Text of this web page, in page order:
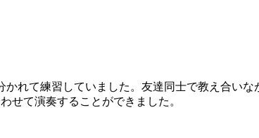
れて練習していました。友達同士で教え合いな
せて演奏することができました。